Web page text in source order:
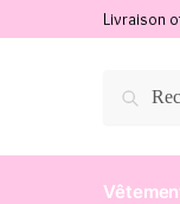
Livraison